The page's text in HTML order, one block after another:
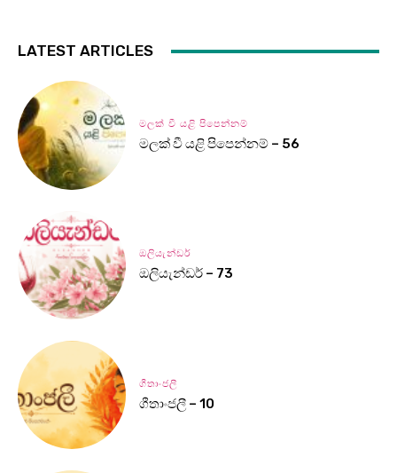
LATEST ARTICLES
මලක් වී යළි පිපෙන්නම්
මලක් වී යළි පිපෙන්නම් – 56
ඔලියැන්ඩර්
ඔලියැන්ඩර් – 73
ගීතාංජලී
ගීතාංජලී – 10